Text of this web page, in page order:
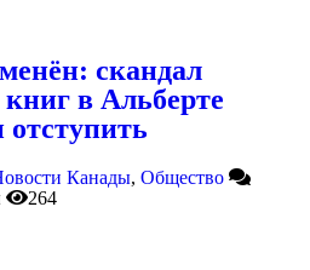
скандал
в Альберте
отступить
Канады, Общество
264